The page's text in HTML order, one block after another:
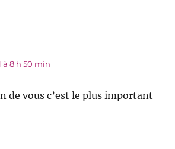
à 8 h 50 min
de vous c’est le plus important